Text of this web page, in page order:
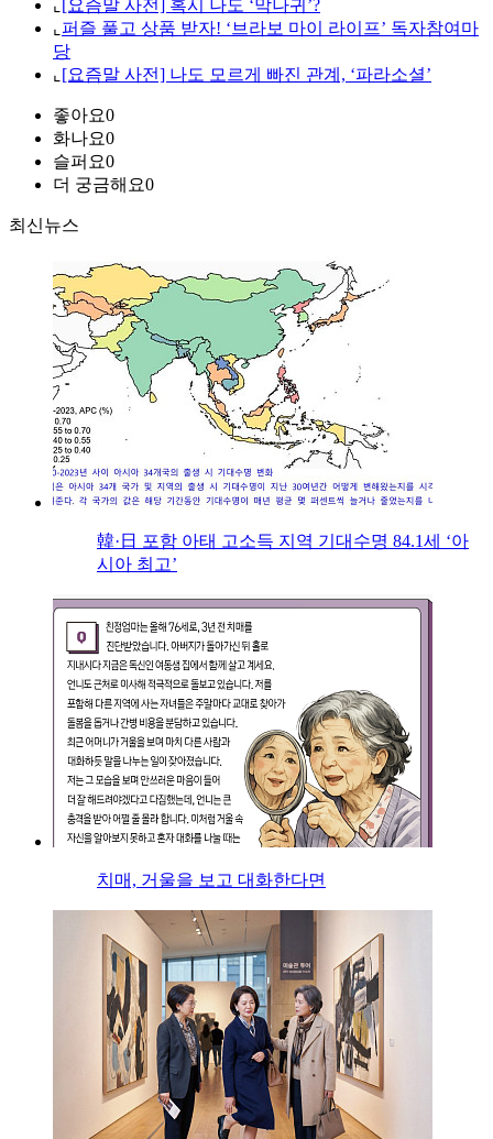
⌞ [요즘말 사전] 혹시 나도 ‘막나귀’?
⌞ 퍼즐 풀고 상품 받자! ‘브라보 마이 라이프’ 독자참여마
당
⌞ [요즘말 사전] 나도 모르게 빠진 관계, ‘파라소셜’
좋아요0
화나요0
슬퍼요0
더 궁금해요0
최신뉴스
韓·日 포함 아태 고소득 지역 기대수명 84.1세 ‘아
시아 최고’
치매, 거울을 보고 대화한다면